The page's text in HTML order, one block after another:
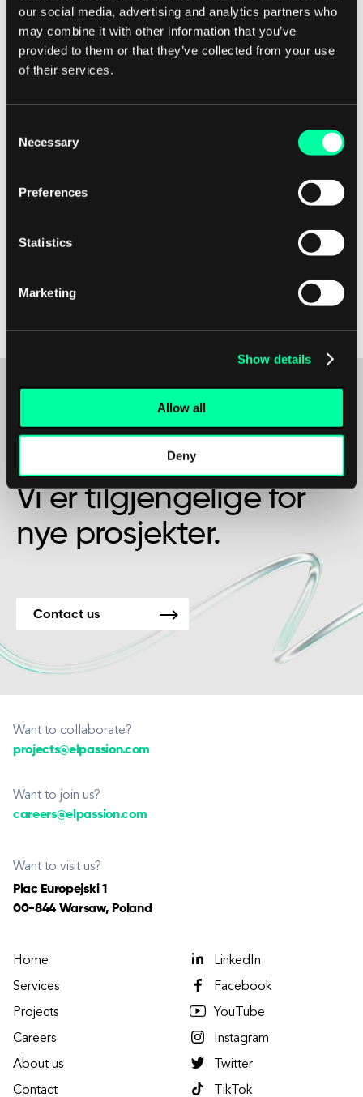
our social media, advertising and analytics partners who
may combine it with other information that you’ve
provided to them or that they’ve collected from your use
of their services.
Selection
Necessary
Preferences
Statistics
Marketing
Show details
Allow all
Deny
I tillegg kan den virtuelle maskinen som tolker
bytekoden også optimalisere koden under
kjøring, noe som ytterligere forbedrer ytelsen til
språk et kraftig verktøy som gjør det mulig for
utviklere å skrive plattformuavhengig kode,
forbedre ytelsen og lage
språk kan programvareutviklere strømlinjeforme
ved å håndtere kode på forskjellige plattformer,
og levere høykvalitetsapplikasjoner som kan
kjøre effektivt på et bredt spekter av enheter.
Kanskje det er begynnelsen på et vakkert
Vi er tilgjengelige for
nye prosjekter.
Contact us
Want to collaborate?
projects@elpassion.com
Want to join us?
careers@elpassion.com
Want to visit us?
Plac Europejski 1
00-844 Warsaw, Poland
Home
Services
Projects
Careers
About us
Contact
LinkedIn
Facebook
YouTube
Instagram
Twitter
TikTok